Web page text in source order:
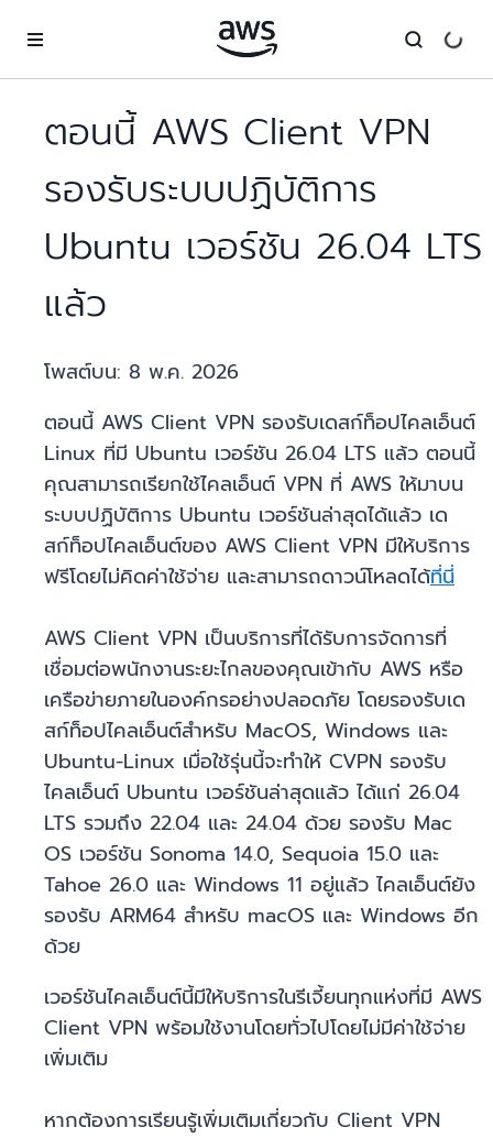
ตอนนี้ AWS Client VPN
รองรับระบบปฏิบัติการ
Ubuntu เวอร์ชัน 26.04 LTS
แล้ว
โพสต์บน: 8 พ.ค. 2026
ตอนนี้ AWS Client VPN รองรับเดสก์ท็อปไคลเอ็นต์
Linux ที่มี Ubuntu เวอร์ชัน 26.04 LTS แล้ว ตอนนี้
คุณสามารถเรียกใช้ไคลเอ็นต์ VPN ที่ AWS ให้มาบน
ระบบปฏิบัติการ Ubuntu เวอร์ชันล่าสุดได้แล้ว เด
สก์ท็อปไคลเอ็นต์ของ AWS Client VPN มีให้บริการ
ฟรีโดยไม่คิดค่าใช้จ่าย และสามารถดาวน์โหลดได้ที่นี่
AWS Client VPN เป็นบริการที่ได้รับการจัดการที่
เชื่อมต่อพนักงานระยะไกลของคุณเข้ากับ AWS หรือ
เครือข่ายภายในองค์กรอย่างปลอดภัย โดยรองรับเด
สก์ท็อปไคลเอ็นต์สำหรับ MacOS, Windows และ
Ubuntu-Linux เมื่อใช้รุ่นนี้จะทำให้ CVPN รองรับ
ไคลเอ็นต์ Ubuntu เวอร์ชันล่าสุดแล้ว ได้แก่ 26.04
LTS รวมถึง 22.04 และ 24.04 ด้วย รองรับ Mac
OS เวอร์ชัน Sonoma 14.0, Sequoia 15.0 และ
Tahoe 26.0 และ Windows 11 อยู่แล้ว ไคลเอ็นต์ยัง
รองรับ ARM64 สำหรับ macOS และ Windows อีก
ด้วย
เวอร์ชันไคลเอ็นต์นี้มีให้บริการในรีเจี้ยนทุกแห่งที่มี AWS
Client VPN พร้อมใช้งานโดยทั่วไปโดยไม่มีค่าใช้จ่าย
เพิ่มเติม
หากต้องการเรียนรู้เพิ่มเติมเกี่ยวกับ Client VPN